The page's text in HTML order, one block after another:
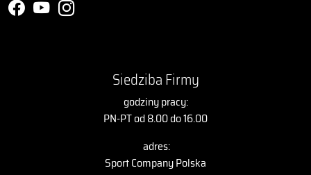
Cena Netto 12113,8 zł
Siedziba Firmy
godziny pracy:
PN-PT od 8.00 do 16.00
adres:
Sport Company Polska